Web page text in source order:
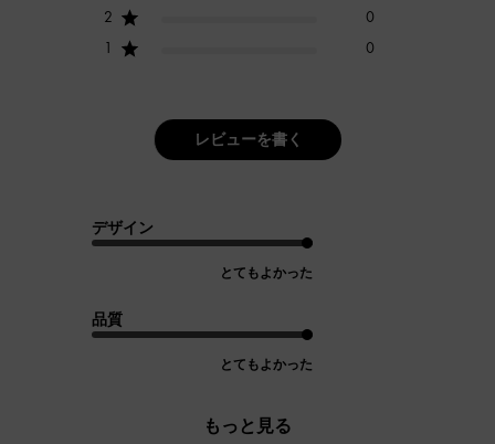
2
0
1
0
レビューを書く
デザイン
とてもよかった
品質
とてもよかった
もっと見る